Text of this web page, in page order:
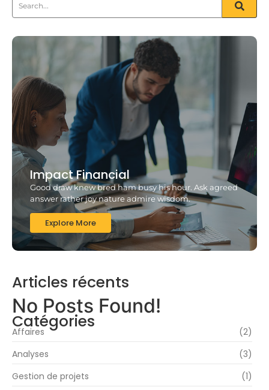
Impact Financial
Good draw knew bred ham busy his hour. Ask agreed
answer rather joy nature admire wisdom.
Explore More
Articles récents
No Posts Found!
Catégories
Affaires
(2)
Analyses
(3)
Gestion de projets
(1)